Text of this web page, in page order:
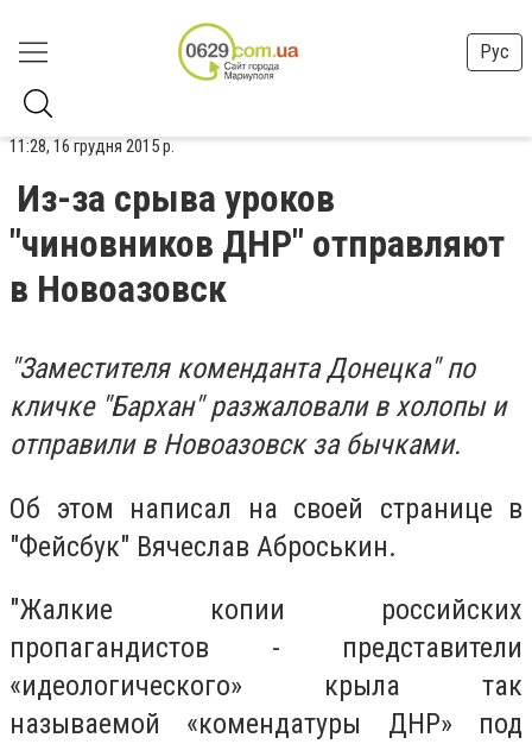
Рус
11:28, 16 грудня 2015 р.
Из-за срыва уроков
"чиновников ДНР" отправляют
в Новоазовск
"Заместителя коменданта Донецка" по
кличке "Бархан" разжаловали в холопы и
отправили в Новоазовск за бычками.
Об этом написал на своей странице в
"Фейсбук" Вячеслав Аброськин.
"Жалкие копии российских
пропагандистов - представители
«идеологического» крыла так
называемой «комендатуры ДНР» под